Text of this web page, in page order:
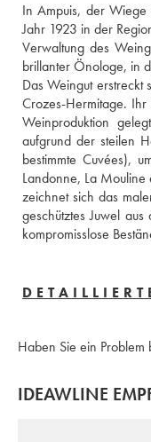
In Ampuis, der
Jahr 1923 in der
Verwaltung des
brillanter Önologe, in
Das Weingut erstreckt
Crozes-Hermitage.
Weinproduktion
aufgrund der steilen
bestimmte Cuvées),
Landonne, La Mouline
zeichnet sich das
geschütztes Juwel
kompromisslose
Haben Sie ein Problem
IDEAWLINE